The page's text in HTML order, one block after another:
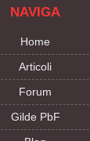
NAVIGA
Home
Articoli
Forum
Gilde PbF